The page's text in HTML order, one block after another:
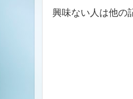
興味ない人は他